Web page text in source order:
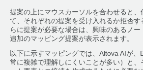
提案の上にマウスカーソルを合わせると、
て、それぞれの提案を受け入れるか拒否す
らに提案が必要な場合は、興味のあるノー
追加のマッピング提案が表示されます。
以下に示すマッピングでは、Altova AIが
常に複雑で理解しにくいことが多い）と